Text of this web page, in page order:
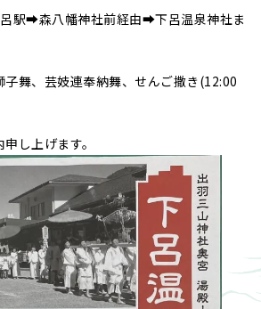
駅➡森八幡神社前経由➡下呂温泉神社ま
舞、芸妓連奉納舞、せんご撒き(12:00
し上げます。